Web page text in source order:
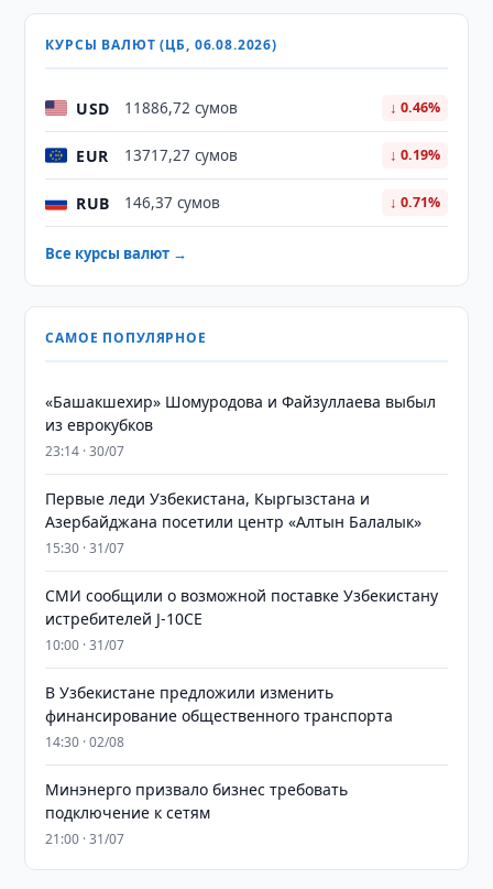
КУРСЫ ВАЛЮТ (ЦБ, 06.08.2026)
USD 11886,72 сумов ↓ 0.46%
EUR 13717,27 сумов ↓ 0.19%
RUB 146,37 сумов ↓ 0.71%
Все курсы валют →
САМОЕ ПОПУЛЯРНОЕ
«Башакшехир» Шомуродова и Файзуллаева выбыл
из еврокубков
23:14 · 30/07
Первые леди Узбекистана, Кыргызстана и
Азербайджана посетили центр «Алтын Балалык»
15:30 · 31/07
СМИ сообщили о возможной поставке Узбекистану
истребителей J-10CE
10:00 · 31/07
В Узбекистане предложили изменить
финансирование общественного транспорта
14:30 · 02/08
Минэнерго призвало бизнес требовать
подключение к сетям
21:00 · 31/07